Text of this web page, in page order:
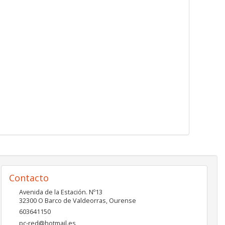
Contacto
Avenida de la Estación. Nº13
32300 O Barco de Valdeorras, Ourense
603641150